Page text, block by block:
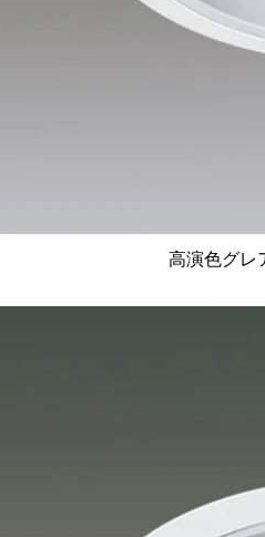
高演色グレ